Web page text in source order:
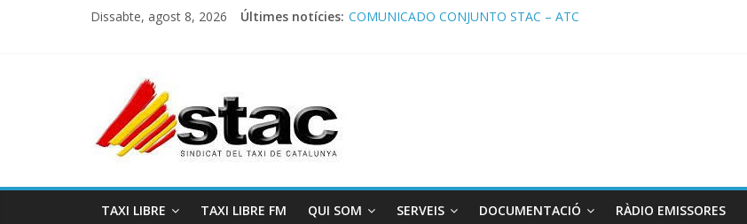
Dissabte, agost 8, 2026 Últimes notícies: COMUNICADO CONJUNTO STAC – ATC
TAXI LIBRE TAXI LIBRE FM QUI SOM SERVEIS DOCUMENTACIÓ RÀDIO EMISSORES